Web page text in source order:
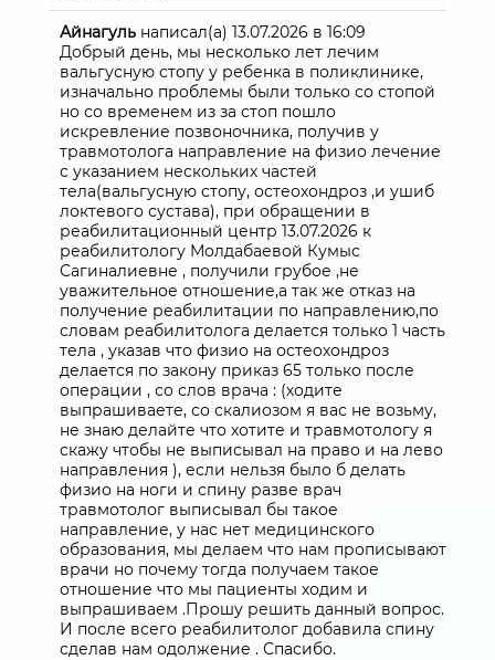
Айнагуль написал(а) 13.07.2026 в 16:09
Добрый день, мы несколько лет лечим
вальгусную стопу у ребенка в поликлинике,
изначально проблемы были только со стопой
но со временем из за стоп пошло
искревление позвоночника, получив у
травмотолога направление на физио лечение
с указанием нескольких частей
тела(вальгусную стопу, остеохондроз ,и ушиб
локтевого сустава), при обращении в
реабилитационный центр 13.07.2026 к
реабилитологу Молдабаевой Кумыс
Сагиналиевне , получили грубое ,не
уважительное отношение,а так же отказ на
получение реабилитации по направлению,по
словам реабилитолога делается только 1 часть
тела , указав что физио на остеохондроз
делается по закону приказ 65 только после
операции , со слов врача : (ходите
выпрашиваете, со скалиозом я вас не возьму,
не знаю делайте что хотите и травмотологу я
скажу чтобы не выписывал на право и на лево
направления ), если нельзя было б делать
физио на ноги и спину разве врач
травмотолог выписывал бы такое
направление, у нас нет медицинского
образования, мы делаем что нам прописывают
врачи но почему тогда получаем такое
отношение что мы пациенты ходим и
выпрашиваем .Прошу решить данный вопрос.
И после всего реабилитолог добавила спину
сделав нам одолжение . Спасибо.